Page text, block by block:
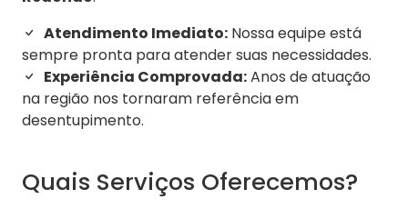
Atendimento Imediato: Nossa equipe está
sempre pronta para atender suas necessidades.
Experiência Comprovada:Anos de atuação
na região nos tornaram referência em
desentupimento.
Quais Serviços Oferecemos?